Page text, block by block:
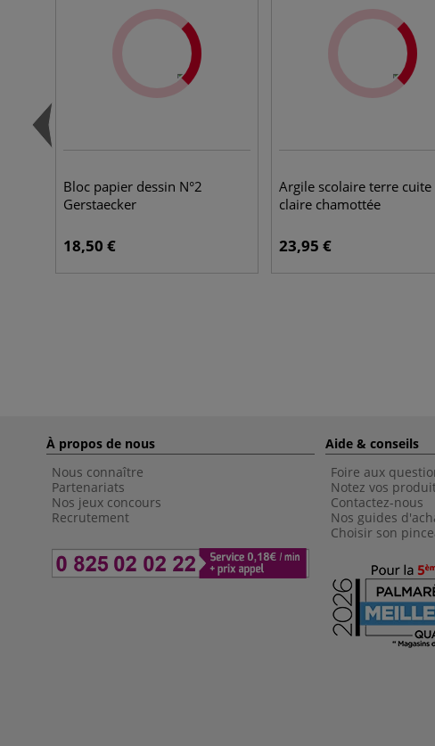
Bloc papier dessin N°2
Gerstaecker
18,50 €
Argile scolaire terre cuite
claire chamottée
23,95 €
À propos de nous
Nous connaître
Partenariats
Nos jeux concours
Recrutement
Aide & conseils
Foire aux
Notez vos
Contactez-nous
Nos guides
Choisir son